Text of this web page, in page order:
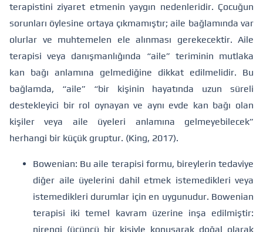
terapistini ziyaret etmenin yaygın nedenleridir. Çocuğun
sorunları öylesine ortaya çıkmamıştır; aile bağlamında var
olurlar ve muhtemelen ele alınması gerekecektir. Aile
terapisi veya danışmanlığında “aile” teriminin mutlaka
kan bağı anlamına gelmediğine dikkat edilmelidir. Bu
bağlamda, “aile” “bir kişinin hayatında uzun süreli
destekleyici bir rol oynayan ve aynı evde kan bağı olan
kişiler veya aile üyeleri anlamına gelmeyebilecek”
herhangi bir küçük gruptur. (King, 2017).
Bowenian: Bu aile terapisi formu, bireylerin tedaviye
diğer aile üyelerini dahil etmek istemedikleri veya
istemedikleri durumlar için en uygunudur. Bowenian
terapisi iki temel kavram üzerine inşa edilmiştir:
nirengi (üçüncü bir kişiyle konuşarak doğal olarak